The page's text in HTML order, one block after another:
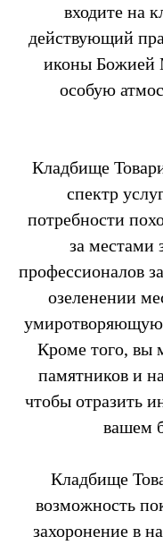
входите на
действующий
иконы Божией
особую
Кладбище
спектр
потребности
за местами
профессионалов
озеленении
умиротворяющую
Кроме того, вы
памятников и
чтобы отразить
вашем
Кладбище
возможность
захоронение в